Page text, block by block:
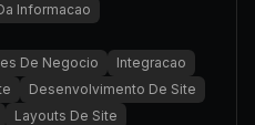
Informacao
De Negocio
Integracao
Desenvolvimento De Site
Layouts De Site